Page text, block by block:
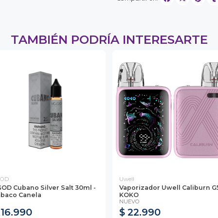
TAMBIÉN PODRÍA INTERESARTE
Cubano Silver Salt 30ml -
Canela
Uwell
Vaporizador Uwell Caliburn
KOKO
NUEVO
$ 22.990